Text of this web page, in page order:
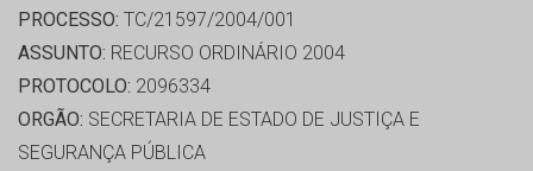
PROCESSO: TC/21597/2004/001
ASSUNTO: RECURSO ORDINÁRIO 2004
PROTOCOLO: 2096334
ORGÃO: SECRETARIA DE ESTADO DE JUSTIÇA E
SEGURANÇA PÚBLICA